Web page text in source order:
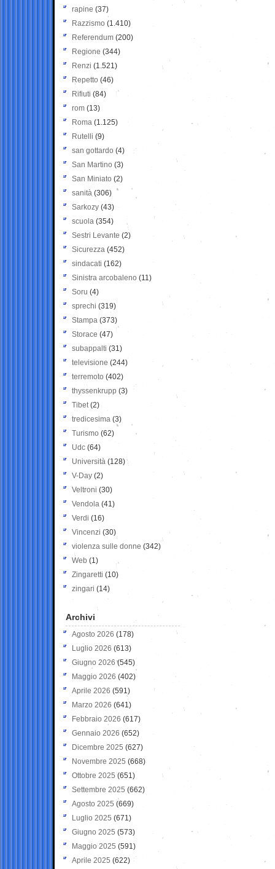
rapine (37)
Razzismo (1.410)
Referendum (200)
Regione (344)
Renzi (1.521)
Repetto (46)
Rifiuti (84)
rom (13)
Roma (1.125)
Rutelli (9)
san gottardo (4)
San Martino (3)
San Miniato (2)
sanità (306)
Sarkozy (43)
scuola (354)
Sestri Levante (2)
Sicurezza (452)
sindacati (162)
Sinistra arcobaleno (11)
Soru (4)
sprechi (319)
Stampa (373)
Storace (47)
subappalti (31)
televisione(244)
terremoto (402)
thyssenkrupp (3)
Tibet(2)
tredicesima (3)
Turismo (62)
Udc (64)
Università (128)
V-Day (2)
Veltroni (30)
Vendola (41)
Verdi (16)
Vincenzi (30)
violenza sulle donne (342)
Web (1)
Zingaretti (10)
zingari (14)
Archivi
Agosto 2026 (178)
Luglio 2026 (613)
Giugno 2026 (545)
Maggio 2026 (402)
Aprile 2026 (591)
Marzo 2026 (641)
Febbraio 2026 (617)
Gennaio 2026 (652)
Dicembre 2025 (627)
Novembre 2025 (668)
Ottobre 2025 (651)
Settembre 2025 (662)
Agosto 2025 (669)
Luglio 2025 (671)
Giugno 2025 (573)
Maggio 2025 (591)
Aprile 2025 (622)